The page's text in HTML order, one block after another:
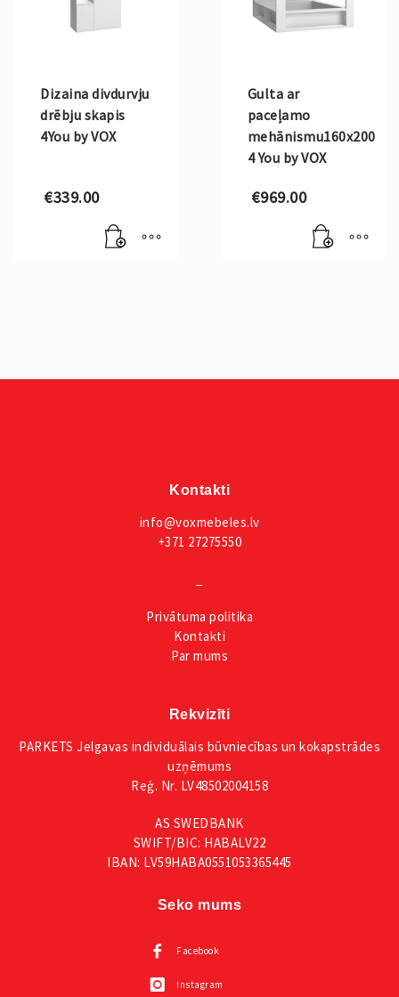
Dizaina divdurvju
drēbju skapis
4You by VOX
€339.00
Gulta ar
paceļamo
mehānismu160x200
4 You by VOX
€969.00
Kontakti
info@voxmebeles.lv
+371 27275550
Privātuma politika
Kontakti
Par mums
Rekvizīti
PARKETS Jelgavas individuālais būvniecības un kokapstrādes
uzņēmums
Reģ. Nr. LV48502004158
AS SWEDBANK
SWIFT/BIC: HABALV22
IBAN: LV59HABA0551053365445
Seko mums
Facebook
Instagram